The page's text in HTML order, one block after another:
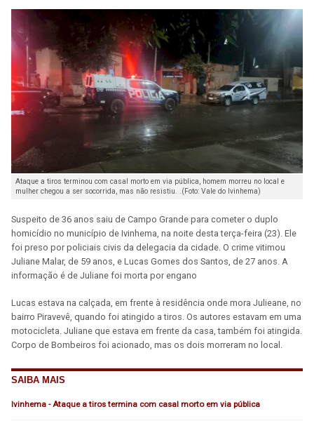
Ataque a tiros terminou com casal morto em via pública, homem morreu no local e
mulher chegou a ser socorrida, mas não resistiu. .(Foto: Vale do Ivinhema)
Suspeito de 36 anos saiu de Campo Grande para cometer o duplo
homicídio no município de Ivinhema, na noite desta terça-feira (23). Ele
foi preso por policiais civis da delegacia da cidade. O crime vitimou
Juliane Malar, de 59 anos, e Lucas Gomes dos Santos, de 27 anos. A
informação é de Juliane foi morta por engano
Lucas estava na calçada, em frente à residência onde mora Julieane, no
bairro Piravevê, quando foi atingido a tiros. Os autores estavam em uma
motocicleta. Juliane que estava em frente da casa, também foi atingida.
Corpo de Bombeiros foi acionado, mas os dois morreram no local.
SAIBA MAIS
Ivinhema - Ataque a tiros termina com casal morto em via pública